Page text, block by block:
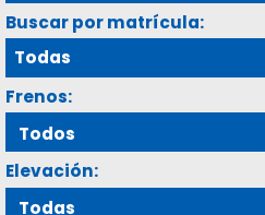
Buscar por matrícula:
Frenos:
Elevación: